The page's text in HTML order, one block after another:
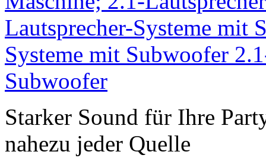
Starker Sound für Ihre
nahezu jeder Quelle